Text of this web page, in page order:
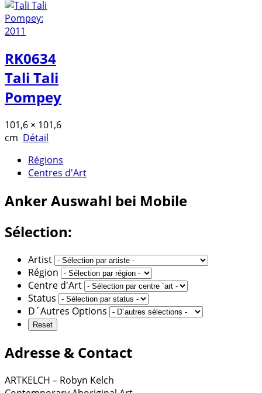
RK0634
Tali Tali
Pompey
101,6 × 101,6
cm Détail
Régions
Centres d'Art
AnkerAuswahl bei Mobile
Sélection:
Artist
Région
Centre d'Art
Status
D´Autres Options
Adresse & Contact
ARTKELCH – Robyn Kelch